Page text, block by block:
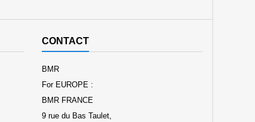
CONTACT
BMR
For EUROPE :
BMR FRANCE
9 rue du Bas Taulet,